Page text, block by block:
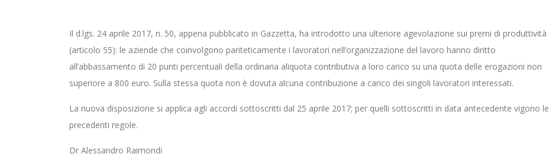
Il d.lgs. 24 aprile 2017, n. 50, appena pubblicato in Gazzetta, ha introdotto una ulteriore agevolazione sui premi di produttività
(articolo 55): le aziende che coinvolgono pariteticamente i lavoratori nell’organizzazione del lavoro hanno diritto
all’abbassamento di 20 punti percentuali della ordinaria aliquota contributiva a loro carico su una quota delle erogazioni non
superiore a 800 euro. Sulla stessa quota non è dovuta alcuna contribuzione a carico dei singoli lavoratori interessati.
La nuova disposizione si applica agli accordi sottoscritti dal 25 aprile 2017; per quelli sottoscritti in data antecedente vigono le
precedenti regole.
Dr Alessandro Raimondi